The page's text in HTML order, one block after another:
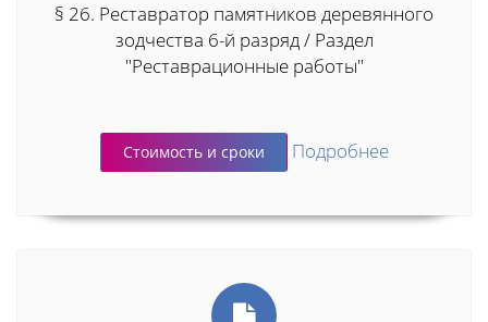
§ 26. Реставратор памятников деревянного
зодчества 6-й разряд / Раздел
"Реставрационные работы"
Стоимость и сроки Подробнее